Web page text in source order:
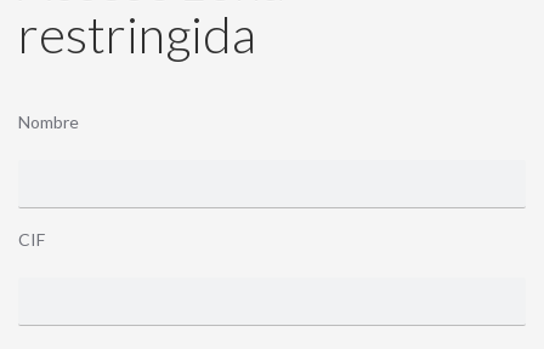
restringida
Nombre
CIF